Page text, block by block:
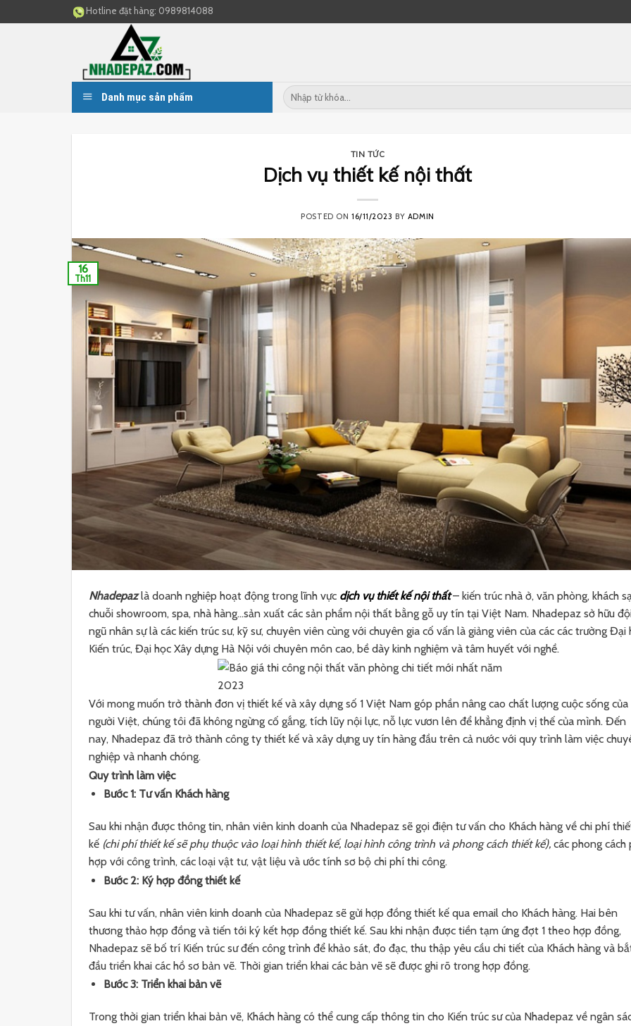
to
Hotline đặt hàng: 0989814088
Danh mục sản phẩm
TIN TỨC
Dịch vụ thiết kế nội thất
POSTED ON 16/11/2023 BY ADMIN
16
Th11
Nhadepazlà doanh nghiệp hoạt động trong lĩnh vực dịch vụ thiết kế nội thất– kiến trúc nhà ở, văn phòng, khách
chuỗi showroom, spa, nhà hàng…sản xuất các sản phẩm nội thất bằng gỗ uy tín tại Việt Nam. Nhadepaz sở hữu
ngũ nhân sự là các kiến trúc sư, kỹ sư, chuyên viên cùng với chuyên gia cố vấn là giảng viên của các các trường Đại
Kiến trúc, Đại học Xây dựng Hà Nội với chuyên môn cao, bề dày kinh nghiệm và tâm huyết với nghề.
Với mong muốn trở thành đơn vị thiết kế và xây dựng số 1 Việt Nam góp phần nâng cao chất lượng cuộc sống của
người Việt, chúng tôi đã không ngừng cố gắng, tích lũy nội lực, nỗ lực vươn lên để khẳng định vị thế của mình. Đến
nay, Nhadepaz đã trở thành công ty thiết kế và xây dựng uy tín hàng đầu trên cả nước với quy trình làm việc
nghiệp và nhanh chóng.
Quy trình làm việc
Bước 1: Tư vấn Khách hàng
Sau khi nhận được thông tin, nhân viên kinh doanh của Nhadepaz sẽ gọi điện tư vấn cho Khách hàng về chi phí
kế (chi phí thiết kế sẽ phụ thuộc vào loại hình thiết kế, loại hình công trình và phong cách thiết kế), các phong cách
hợp với công trình, các loại vật tư, vật liệu và ước tính sơ bộ chi phí thi công.
Bước 2: Ký hợp đồng thiết kế
Sau khi tư vấn, nhân viên kinh doanh của Nhadepaz sẽ gửi hợp đồng thiết kế qua email cho Khách hàng. Hai bên
thương thảo hợp đồng và tiến tới ký kết hợp đồng thiết kế. Sau khi nhận được tiền tạm ứng đợt 1 theo hợp đồng,
Nhadepaz sẽ bố trí Kiến trúc sư đến công trình để khảo sát, đo đạc, thu thập yêu cầu chi tiết của Khách hàng và
đầu triển khai các hồ sơ bản vẽ. Thời gian triển khai các bản vẽ sẽ được ghi rõ trong hợp đồng.
Bước 3: Triển khai bản vẽ
Trong thời gian triển khai bản vẽ, Khách hàng có thể cung cấp thông tin cho Kiến trúc sư của Nhadepaz về ngân